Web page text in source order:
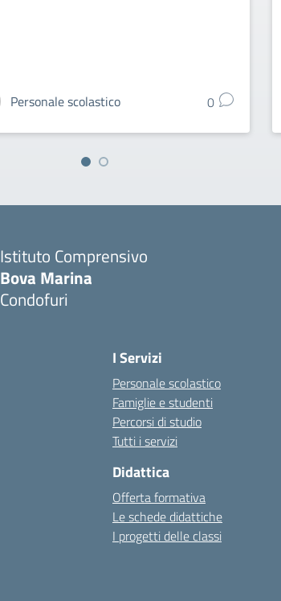
Personale scolastico 0
Istituto Comprensivo
Bova Marina
Condofuri
I Servizi
Personale scolastico
Famiglie e studenti
Percorsi di studio
Tutti i servizi
Didattica
Offerta formativa
Le schede didattiche
I progetti delle classi